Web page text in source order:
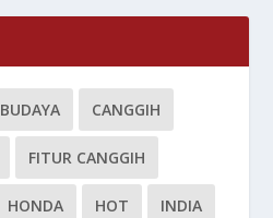
BUDAYA CANGGIH
FITUR CANGGIH
HONDA HOT INDIA